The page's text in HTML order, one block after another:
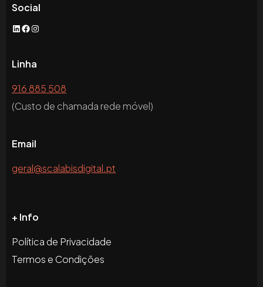
Social
LinkedIn
Facebook
Instagram
Linha
916 885 508
(Custo de chamada rede móvel)
Email
geral@scalabisdigital.pt
+ Info
Política de Privacidade
Termos e Condições